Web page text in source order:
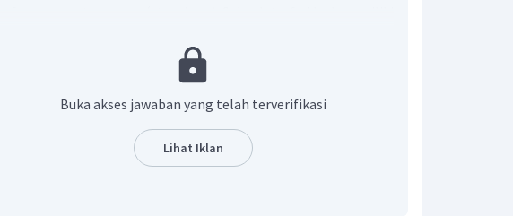
Dengan demikian, pernyataan yang benar adalah nomor (3) dan
Buka akses jawaban yang telah terverifikasi
Lihat Iklan